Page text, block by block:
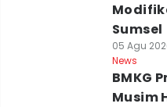
Sumsel
05 Agu
News
BMKG
Musim